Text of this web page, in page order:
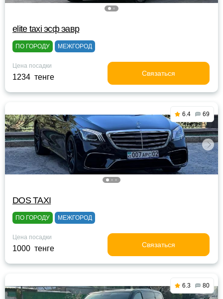
elite taxi эсф эавр
ПО ГОРОДУ МЕЖГОРОД
Цена посадки
1234 тенге Связаться
6.4 69
DOS TAXI
ПО ГОРОДУ МЕЖГОРОД
Цена посадки
1000 тенге Связаться
6.3 80